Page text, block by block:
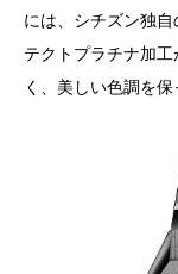
には、シチズン独
テクトプラチナ加
く、美しい色調を